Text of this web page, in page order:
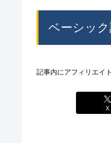
ベーシッ
記事内にアフィリエイ
X